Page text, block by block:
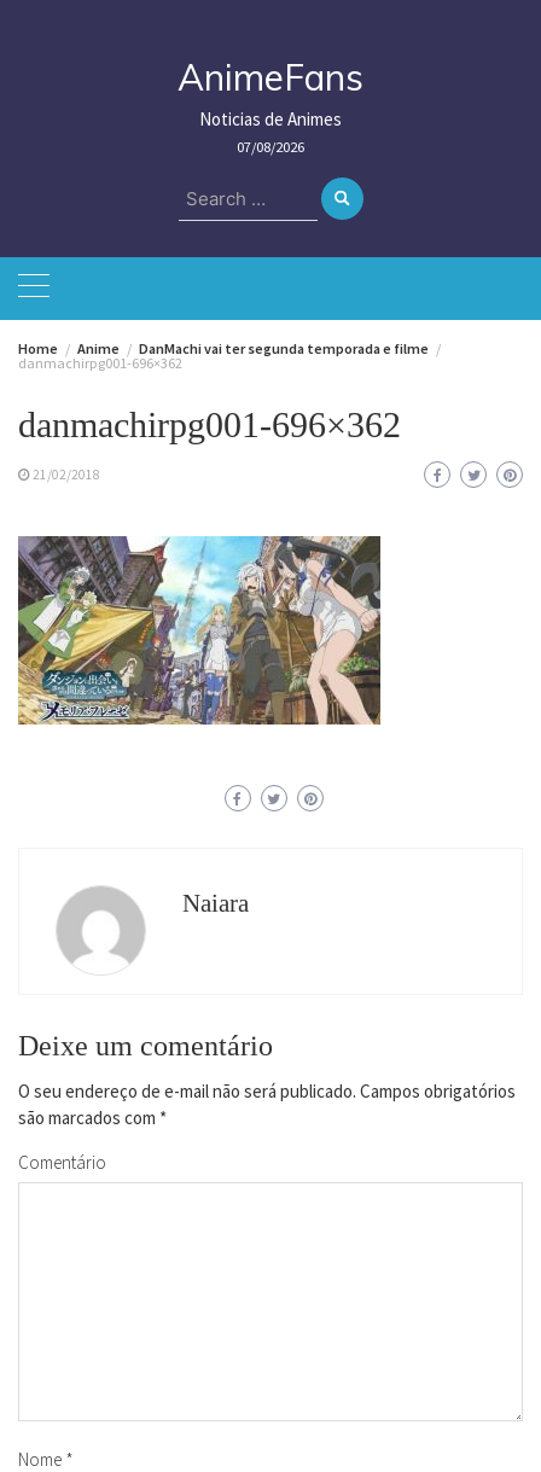
AnimeFans
Noticias de Animes
07/08/2026
Search
for:
Home Anime
DanMachi vai ter segunda temporada e filme
danmachirpg001-696×362
danmachirpg001-696×362
21/02/2018
Naiara
Deixe um comentário
O seu endereço de e-mail não será publicado. Campos obrigatórios
são marcados com *
Comentário
Nome *